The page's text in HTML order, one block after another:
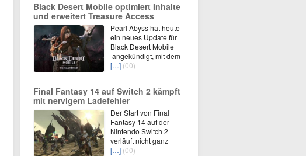
Black Desert Mobile optimiert Inhalte
und erweitert Treasure Access
Pearl Abyss hat heute
ein neues Update für
Black Desert Mobile
angekündigt, mit dem
[…] (00)
Final Fantasy 14 auf Switch 2 kämpft
mit nervigem Ladefehler
Der Start von Final
Fantasy 14 auf der
Nintendo Switch 2
verläuft nicht ganz
[…] (00)